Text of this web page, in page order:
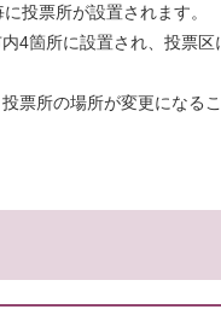
投票所が設置されます。
4箇所に設置され、投票
票所の場所が変更になるこ